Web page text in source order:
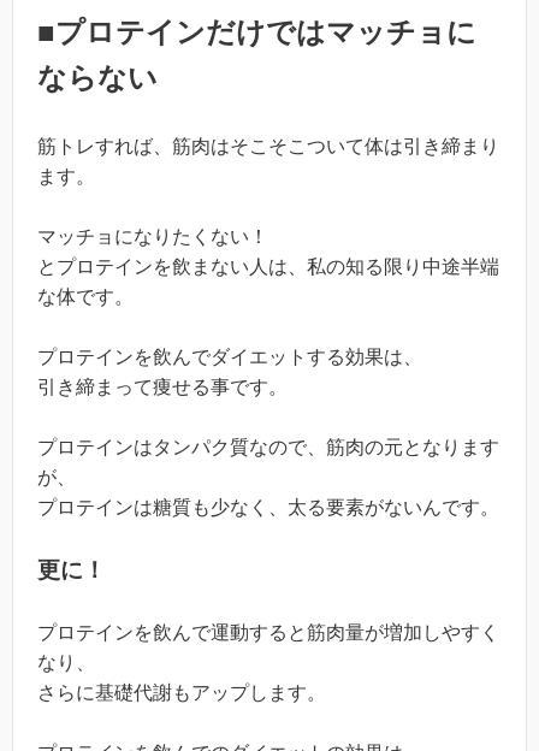
■プロテインだけではマッチョに
ならない
筋トレすれば、筋肉はそこそこついて体は引き締まり
ます。
マッチョになりたくない！
とプロテインを飲まない人は、私の知る限り中途半端
な体です。
プロテインを飲んでダイエットする効果は、
引き締まって痩せる事です。
プロテインはタンパク質なので、筋肉の元となります
が、
プロテインは糖質も少なく、太る要素がないんです。
更に！
プロテインを飲んで運動すると筋肉量が増加しやすく
なり、
さらに基礎代謝もアップします。